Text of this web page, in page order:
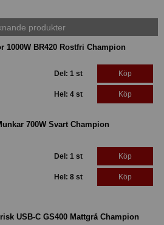
produkter
1000W BR420 Rostfri Champion
Del: 1 st Köp
Hel: 4 st Köp
700W Svart Champion
Del: 1 st Köp
Hel: 8 st Köp
USB-C GS400 Mattgrå Champion